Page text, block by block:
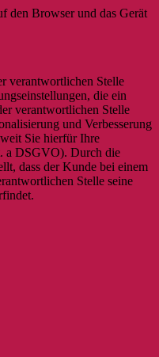
den Browser und das Gerät
verantwortlichen Stelle
die ein
verantwortlichen Stelle
und Verbesserung
Sie hierfür Ihre
a DSGVO). Durch die
dass der Kunde bei einem
Stelle seine